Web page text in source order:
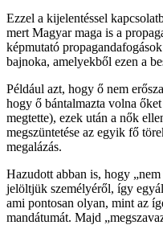
Ezzel a kijelentéssel
mert Magyar maga is a
képmutató
bajnoka, amelyekből ezen a
Például azt, hogy ő nem
hogy ő bántalmazta volna
megtette), ezek után a nők
megszüntetése az egyik fő
megalázás.
Hazudott abban is, hogy
jelöltjük személyéről, így
ami pontosan olyan, mint az
mandátumát. Majd